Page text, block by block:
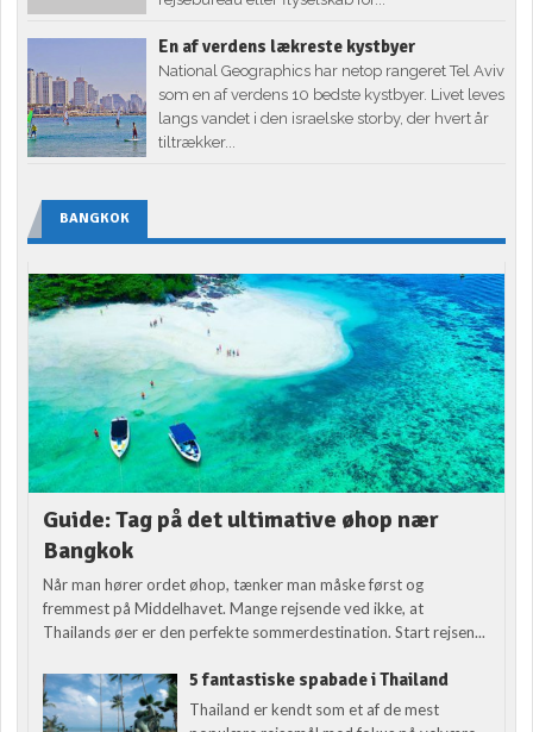
En af verdens lækreste kystbyer
National Geographics har netop rangeret Tel Aviv
som en af verdens 10 bedste kystbyer. Livet leves
langs vandet i den israelske storby, der hvert år
tiltrækker...
BANGKOK
Guide: Tag på det ultimative øhop nær
Bangkok
Når man hører ordet øhop, tænker man måske først og
fremmest på Middelhavet. Mange rejsende ved ikke, at
Thailands øer er den perfekte sommerdestination. Start rejsen...
5 fantastiske spabade i Thailand
Thailand er kendt som et af de mest